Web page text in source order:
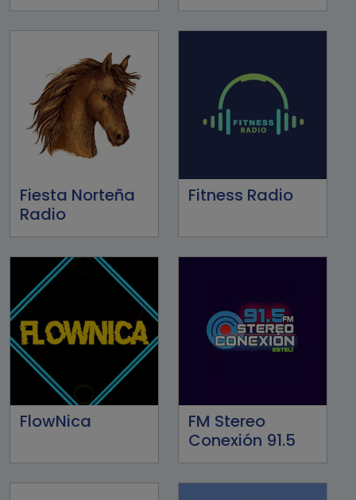
Fiesta Norteña
Radio
Fitness Radio
FlowNica
FM Stereo
Conexión 91.5